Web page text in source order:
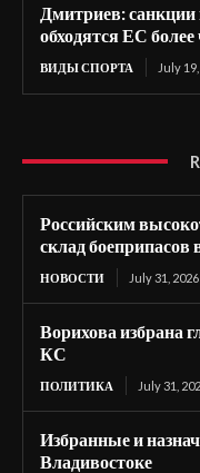
Дмитриев: санкции
обходятся ЕС
ВИДЫ СПОРТА July
Российским
склад
НОВОСТИ July 31, 2026
Ворихова избрана
КС
ПОЛИТИКА July 31,
Избранные и
Владивостоке